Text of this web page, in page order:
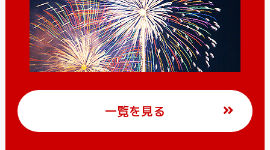
一覧を見る